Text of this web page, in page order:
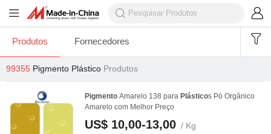
Produtos Fornecedores
99355 Pigmento Plástico Produtos
Pigmento Amarelo 138 para Plásticos Pó Orgânico
Amarelo com Melhor Preço
US$ 10,00-13,00 / Kg